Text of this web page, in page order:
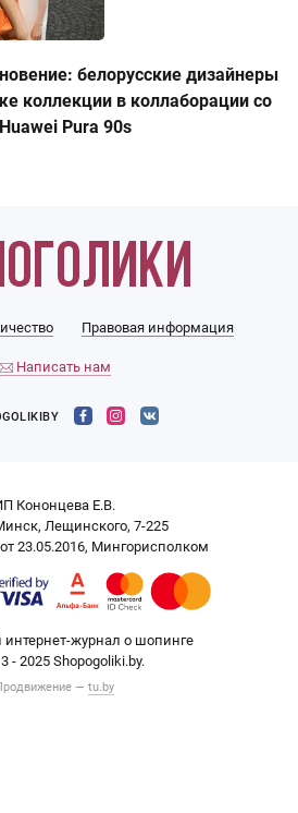
белорусские дизайнеры
коллекции в коллаборации со
Pura 90s
Правовая информация
Написать нам
Кононцева Е.В.
Лещинского, 7-225
23.05.2016, Мингорисполком
интернет-журнал о шопинге
- 2025 Shopogoliki.by.
— tu.by